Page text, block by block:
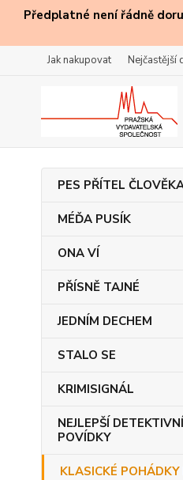
Předplatné není řádně
Jak nakupovat Nejčastější
PES PŘÍTEL
MÉĎA PUSÍK
ONA VÍ
PŘÍSNĚ TAJNÉ
JEDNÍM DECHEM
STALO SE
KRIMISIGNÁL
NEJLEPŠÍ DETEKTIVNÍ
POVÍDKY
KLASICKÉ POHÁDKY